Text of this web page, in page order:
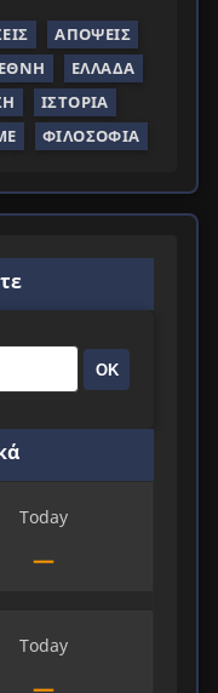
ΑΠΌΨΕΙΣ
ΕΛΛΆΔΑ
ΙΣΤΟΡΊΑ
ΦΙΛΟΣΟΦΊΑ
ΟΚ
Today
—
Today